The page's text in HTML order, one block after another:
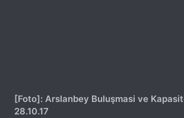
[Foto]: Arslanbey Buluşmasi ve
28.10.17